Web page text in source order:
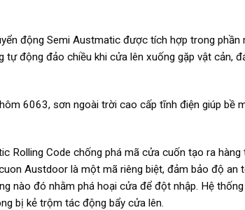
động Semi Austmatic được tích hợp trong phần
động đảo chiều khi cửa lên xuống gặp vật cản,
6063, sơn ngoài trời cao cấp tĩnh điện giúp bề
Rolling Code chống phá mã cửa cuốn tạo ra
Austdoor là một mã riêng biệt, đảm bảo độ an
nào đó nhằm phá hoại cửa để đột nhập. Hệ
bị kẻ trộm tác động bẩy cửa lên.